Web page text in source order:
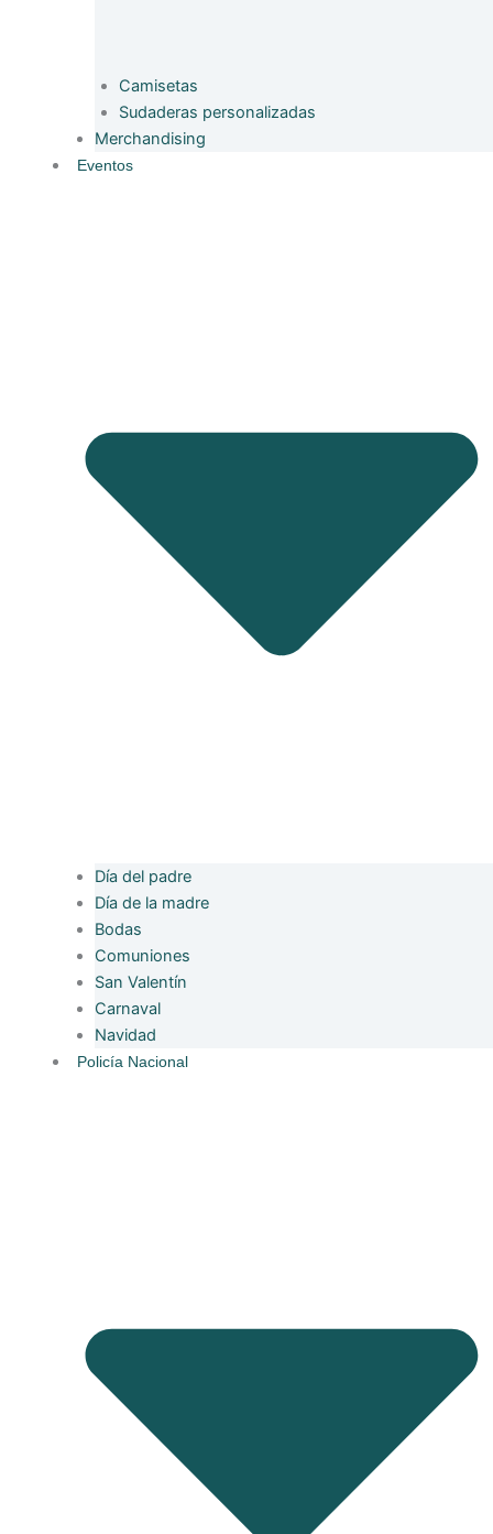
Camisetas
Sudaderas personalizadas
Merchandising
Eventos
Día del padre
Día de la madre
Bodas
Comuniones
San Valentín
Carnaval
Navidad
Policía Nacional